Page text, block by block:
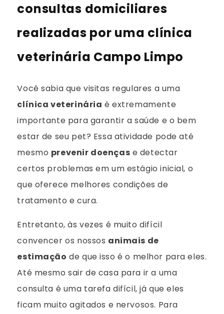
consultas domiciliares
realizadas por uma clínica
veterinária Campo Limpo
Você sabia que visitas regulares a uma
clínica veterinária é extremamente
importante para garantir a saúde e o bem
estar de seu pet? Essa atividade pode até
mesmo prevenir doenças e detectar
certos problemas em um estágio inicial, o
que oferece melhores condições de
tratamento e cura.
Entretanto, às vezes é muito difícil
convencer os nossos animais de
estimação de que isso é o melhor para eles.
Até mesmo sair de casa para ir a uma
consulta é uma tarefa difícil, já que eles
ficam muito agitados e nervosos. Para